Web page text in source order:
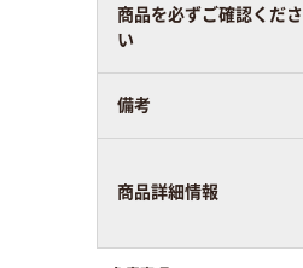
商品を必ずご確認くださ
い
備考
商品詳細情報